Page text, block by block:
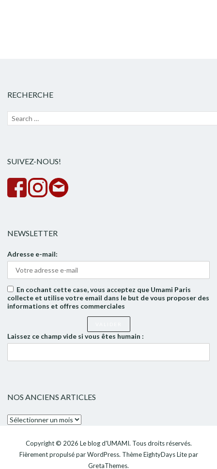
RECHERCHE
Recherche
SUIVEZ-NOUS!
NEWSLETTER
Adresse e-mail:
En cochant cette case, vous acceptez que Umami Paris
collecte et utilise votre email dans le but de vous proposer des
informations et offres commerciales
Laissez ce champ vide si vous êtes humain :
NOS ANCIENS ARTICLES
Nos
articlesCopyright © 2026 Le blog d'UMAMI. Tous droits réservés.
Fièrement propulsé parWordPress. ThèmeEightyDays Litepar
GretaThemes.